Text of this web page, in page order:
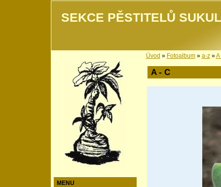
SEKCE PĚSTITELŮ
MENU
Úvod » Fotoalbum» a-z»A
A - C